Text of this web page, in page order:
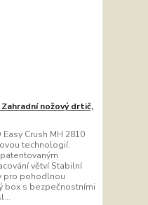
Zahradní nožový drtič,
Crush MH 2810
technologií.
větví Stabilní
pro pohodlnou
box s bezpečnostními